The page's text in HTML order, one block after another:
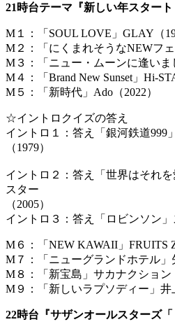
21時台テーマ『新しい年スタート
M１：「SOUL LOVE」GLAY（
M２：「にくまれそうなNEWフェ
M３：「ニュー・ムーンに逢い
M４：「Brand New Sunset」Hi-
M５：「新時代」Ado（2022）
☆イントロクイズの答え
イントロ１：答え「銀河鉄道999
イントロ２：答え「世界はそれ
スター
イントロ３：答え「ロビンソン」
M６：「NEW KAWAII」FRUITS
M７：「ニューグランドホテル」
M８：「新宝島」サカナクション
M９：「新しいラプソディー」井
22時台『サザンオールスターズ